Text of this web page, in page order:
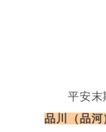
平安末
品川（品河